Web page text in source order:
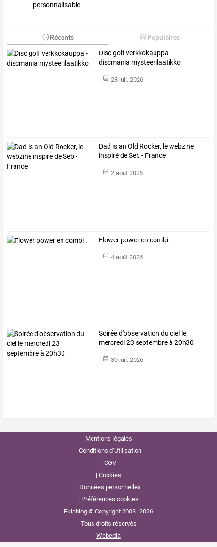
personnalisable
Récents Populaires
Disc golf verkkokauppa -
discmania mysteerilaatikko
28 juil. 2026
Dad is an Old Rocker, le webzine
inspiré de Seb - France
2 août 2026
Flower power en combi .
4 août 2026
Soirée d'observation du ciel le
mercredi 23 septembre à 20h30
30 juil. 2026
Mentions légales
Conditions d’Utilisation
CGV
Cookies
Données personnelles
Préférences cookies
Eklablog © Copyright 2003--2026
Tous droits réservés
Webedia